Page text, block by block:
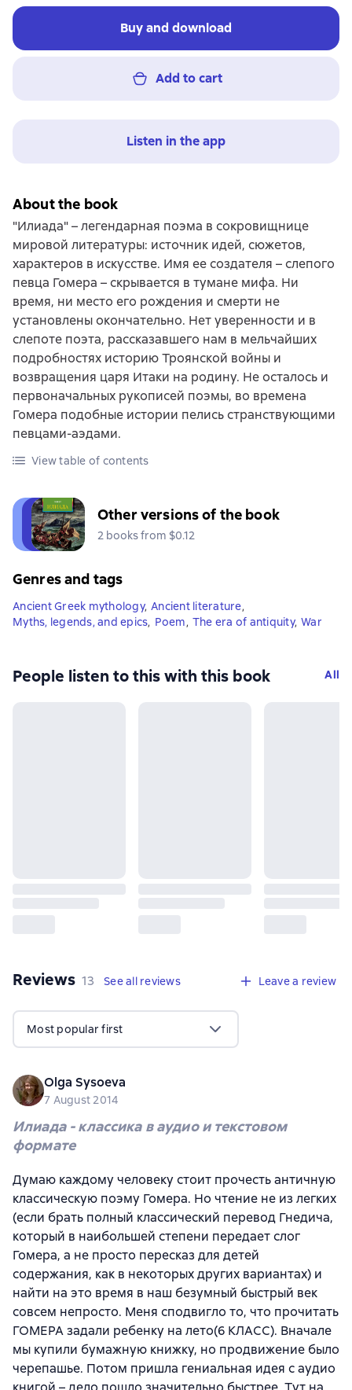
Buy and download
Add to cart
Listen in the app
About the book
"Илиада" – легендарная поэма в сокровищнице
мировой литературы: источник идей, сюжетов,
характеров в искусстве. Имя ее создателя – слепого
певца Гомера – скрывается в тумане мифа. Ни
время, ни место его рождения и смерти не
установлены окончательно. Нет уверенности и в
слепоте поэта, рассказавшего нам в мельчайших
подробностях историю Троянской войны и
возвращения царя Итаки на родину. Не осталось и
первоначальных рукописей поэмы, во времена
Гомера подобные истории пелись странствующими
певцами-аэдами.
View table of contents
Other versions of the book
2 books from $0.12
Genres and tags
Ancient Greek mythology, Ancient literature,
Myths, legends, and epics, Poem, The era of antiquity, War
People listen to this with this book All
Reviews 13 reviews
13 See all reviews Leave a review
Most popular first
Olga Sysoeva
7 August 2014
Илиада - классика в аудио и текстовом
формате
Думаю каждому человеку стоит прочесть античную
классическую поэму Гомера. Но чтение не из легких
(если брать полный классический перевод Гнедича,
который в наибольшей степени передает слог
Гомера, а не просто пересказ для детей
содержания, как в некоторых других вариантах) и
найти на это время в наш безумный быстрый век
совсем непросто. Меня сподвигло то, что прочитать
ГОМЕРА задали ребенку на лето(6 КЛАСС). Вначале
мы купили бумажную книжку, но продвижение было
черепашье. Потом пришла гениальная идея с аудио